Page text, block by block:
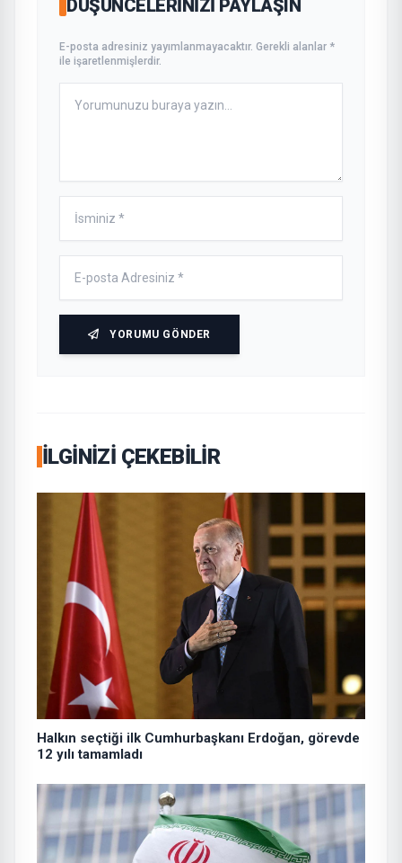
DÜŞÜNCELERINIZI PAYLAŞIN
E-posta adresiniz yayımlanmayacaktır. Gerekli alanlar *
ile işaretlenmişlerdir.
YORUMU GÖNDER
İLGINIZI ÇEKEBILIR
Halkın seçtiği ilk Cumhurbaşkanı Erdoğan, görevde
12 yılı tamamladı